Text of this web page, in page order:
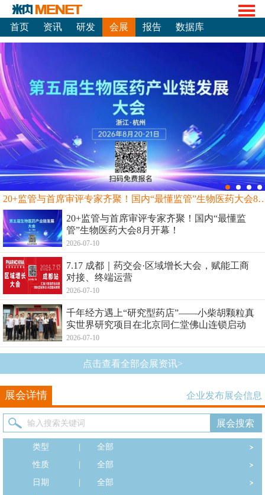
首页 资讯 研发 会展 报告 数据库
20+监管与首席审评专家齐聚！国内“最
20+监管与首席审评专家齐聚！国内“最懂监
管”生物医药大会8月开幕！
2026-07-10
7.17 成都｜药交会·区域增长大会，赋能工商
对接、终端运营
2026-07-10
千年经方遇上“研究型药店”——小柴胡颗粒真
实世界研究项目在北京同仁堂佛山连锁启动
2026-07-10
点击查看全部会展资讯>
展会详情 企业发布展会信息
类型
全部
性质
全部
日期
全部